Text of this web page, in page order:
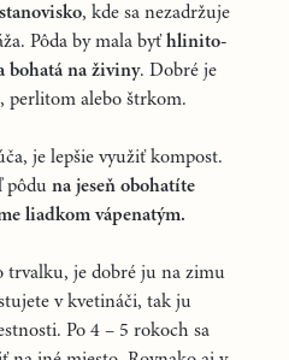
, kde sa nezadržuje
Pôda by mala byťhlinito-
bohatá na živiny. Dobré je
perlitom alebo štrkom.
je lepšie využiť kompost.
pôdu na jeseň obohatíte
liadkom vápenatým.
trvalku, je dobré ju na zimu
v kvetináči, tak ju
Po 4 – 5 rokoch sa